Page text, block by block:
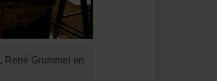
René Grummel en